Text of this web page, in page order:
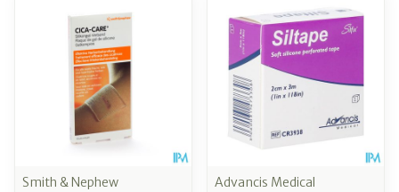
Smith & Nephew
Advancis Medical